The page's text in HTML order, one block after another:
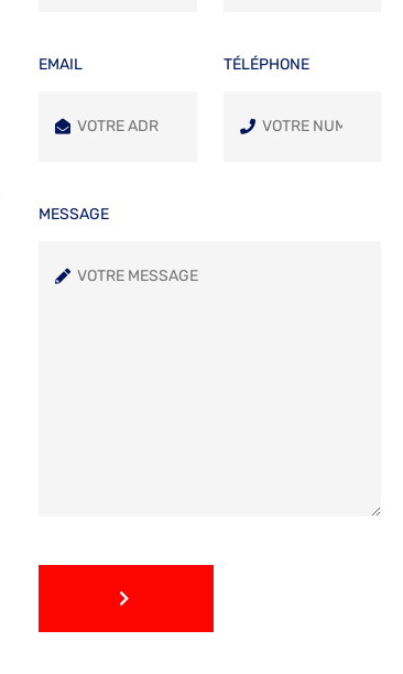
EMAIL TÉLÉPHONE
MESSAGE
ENVOYER